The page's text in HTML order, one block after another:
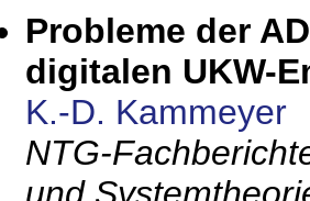
Probleme der
digitalen UKW-
K.-D. Kammeyer
NTG-